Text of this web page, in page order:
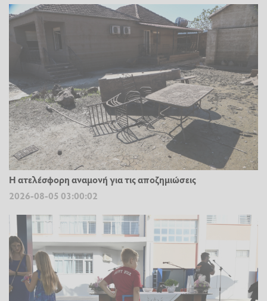
Η ατελέσφορη αναμονή για τις αποζημιώσεις
2026-08-05 03:00:02